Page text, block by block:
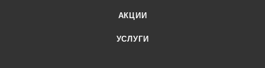
АКЦИИ
УСЛУГИ